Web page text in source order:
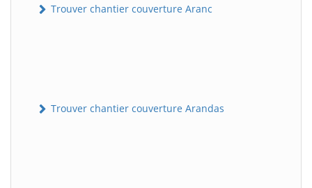
Trouver chantier couverture Aranc
Trouver chantier couverture Arandas